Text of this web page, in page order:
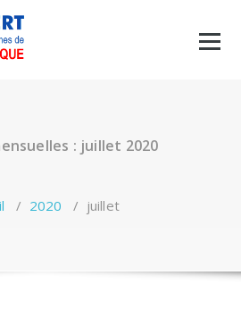
: juillet 2020
/ 2020 / juillet